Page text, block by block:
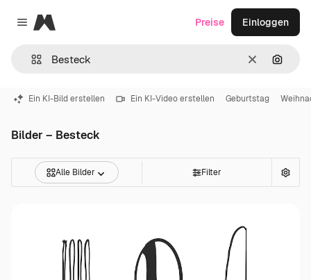
Close menu
Magnific
LöschenNach
Preise Einloggen
Ein KI-Bild erstellen Ein KI-Video erstellen Geburtstag
Bilder – Besteck
Alle Bilder Filter